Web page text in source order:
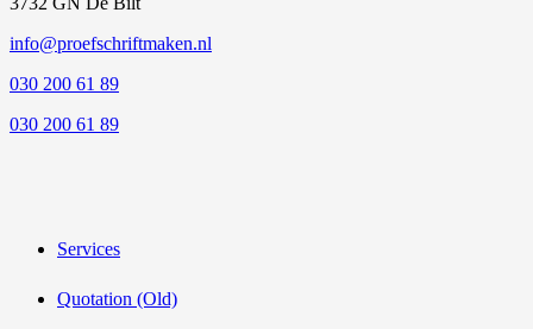
info@proefschriftmaken.nl
030 200 61 89
030 200 61 89
Services
Quotation (Old)